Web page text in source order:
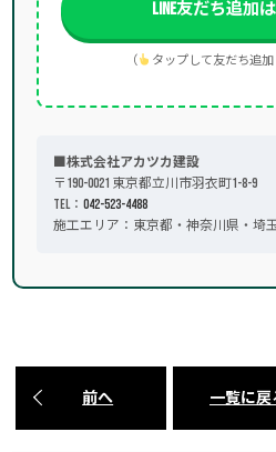
LINE友だち追加
（ タップして友だち追加
■株式会社アカツカ建設
〒190-0021 東京都立川市羽衣町1-8-9
TEL： 042-523-4488
施工エリア：東京都・神奈川県・埼
前へ 一覧に戻